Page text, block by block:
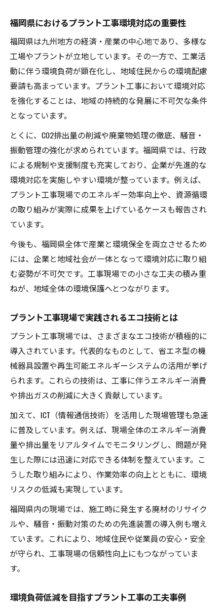
プラント工事における安全管理の環境貢献とは
プラント工事の安全管理が環境に与える影
響
環境対応を強化する安全チェックポイント
事故防止とエコを両立する現場管理術
安全管理が生み出す環境対応の好循環
福岡県の現場で求められる安全意識の高め
方
エコを意識した工事計画が生む地域の未来
プラント工事計画におけるエコ対応の重要
性
地域と共生するエコ工事計画の立て方
地域環境を守るための工事計画の工夫
福岡県の課題解決に役立つ最新工事方法
プラント工事で解決する福岡県の環境課題
地域課題に応じたプラント工事手法の工夫
福岡県で注目される先進的プラント工事
環境と調和するプラント工事の現場提案
福岡県におけるプラント工事環境対応の重要性
福岡県は九州地方の経済・産業の中心地であり、多様な
工場やプラントが立地しています。その一方で、工業活
動に伴う環境負荷が顕在化し、地域住民からの環境配慮
要請も高まっています。プラント工事において環境対応
を強化することは、地域の持続的な発展に不可欠な条件
となっています。
とくに、CO2排出量の削減や廃棄物処理の徹底、騒音・
振動管理の強化が求められています。福岡県では、行政
による規制や支援制度も充実しており、企業が先進的な
環境対応を実施しやすい環境が整っています。例えば、
プラント工事現場でのエネルギー効率向上や、資源循環
の取り組みが実際に成果を上げているケースも報告され
ています。
今後も、福岡県全体で産業と環境保全を両立させるため
には、企業と地域社会が一体となって環境対応に取り組
む姿勢が不可欠です。工事現場での小さな工夫の積み重
ねが、地域全体の環境保護へとつながります。
プラント工事現場で実践されるエコ技術とは
プラント工事現場では、さまざまなエコ技術が積極的に
導入されています。代表的なものとして、省エネ型の機
械器具設置や再生可能エネルギーシステムの活用が挙げ
られます。これらの技術は、工事に伴うエネルギー消費
や排出ガスの削減に大きく貢献しています。
加えて、ICT（情報通信技術）を活用した現場管理も急速
に普及しています。例えば、現場全体のエネルギー消費
量や排出量をリアルタイムでモニタリングし、問題が発
生した際には迅速に対応できる体制を整えています。こ
うした取り組みにより、作業効率の向上とともに、環境
リスクの低減も実現しています。
福岡県内の現場では、施工時に発生する廃材のリサイク
ルや、騒音・振動対策のための先進装置の導入例も増え
ています。これにより、地域住民や従業員の安心・安全
が守られ、工事現場の信頼性向上にもつながっていま
す。
環境負荷低減を目指すプラント工事の工夫事例